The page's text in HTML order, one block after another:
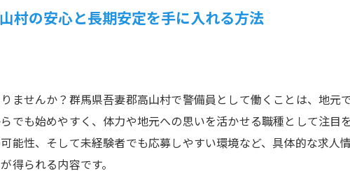
村の安心と長期安定を手に入れる方法
ませんか？群馬県吾妻郡高山村で警備員として働くことは、地元
でも始めやすく、体力や地元への思いを活かせる職種として注目
能性、そして未経験者でも応募しやすい環境など、具体的な求人
得られる内容です。